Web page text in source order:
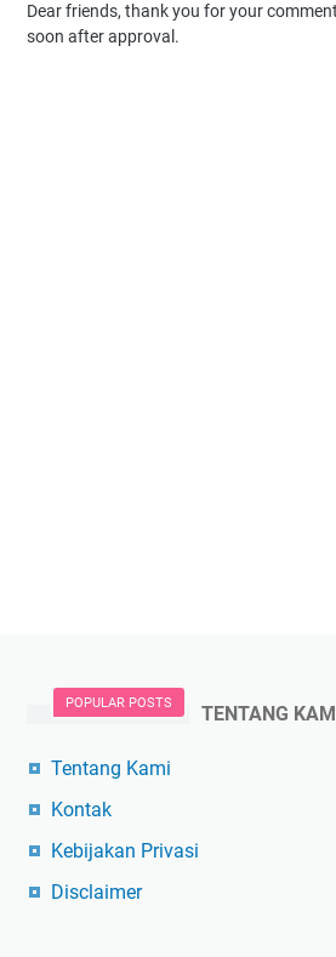
Dear friends, thank you for your
soon after approval.
POPULAR POSTS TENTANG KAMI
Tentang Kami
Kontak
Kebijakan Privasi
Disclaimer